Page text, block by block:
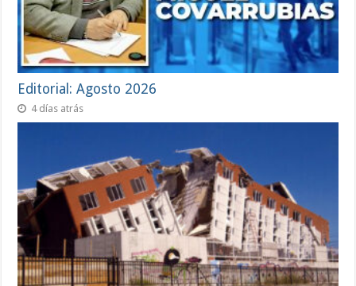
Editorial: Agosto 2026
4 días atrás